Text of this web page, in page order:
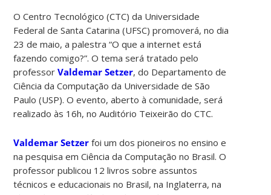
O Centro Tecnológico (CTC) da Universidade
Federal de Santa Catarina (UFSC) promoverá, no dia
23 de maio, a palestra “O que a internet está
fazendo comigo?”. O tema será tratado pelo
professorValdemar Setzer, do Departamento de
Ciência da Computação da Universidade de São
Paulo (USP). O evento, aberto à comunidade, será
realizado às 16h, no Auditório Teixeirão do CTC.
Valdemar Setzer foi um dos pioneiros no ensino e
na pesquisa em Ciência da Computação no Brasil. O
professor publicou 12 livros sobre assuntos
técnicos e educacionais no Brasil, na Inglaterra, na